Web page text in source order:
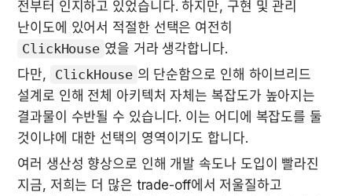
전부터 인지하고 있었습니다. 하지만, 구현 및 관리
ClickHouse 였을 거라 생각합니다.
다만,
ClickHouse 의 단순함으로 인해 하이브리드
설계로 인해 전체 아키텍처 자체는 복잡도가 높아지는
결과물이 수반될 수 있습니다. 이는 어디에 복잡도를 둘
것이냐에 대한 선택의 영역이기도 합니다.
여러 생산성 향상으로 인해 개발 속도나 도입이 빨라진
지금, 저희는 더 많은 trade-off에서 저울질하고